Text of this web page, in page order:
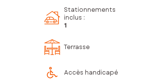
Stationnements
inclus :
1
Terrasse
Accès handicapé